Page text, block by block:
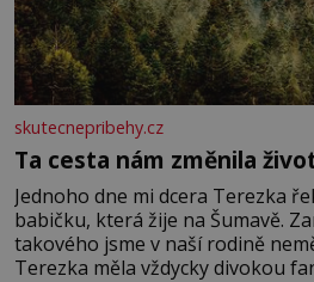
skutecnepribehy.cz
Ta cesta nám změnila
Jednoho dne mi dcera Terezka
babičku, která žije na Šumavě.
takového jsme v naší rodině
Terezka měla vždycky divokou